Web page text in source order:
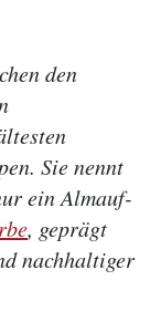
den
Sie nennt
ein Almauf-
, geprägt
nachhaltiger